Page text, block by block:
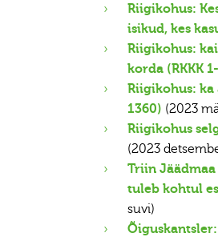
Riigikohus:
isikud, kes
Riigikohus:
korda (RKKK
Riigikohus:
1360) (2023
Riigikohus
(2023
Triin
tuleb kohtul
suvi)